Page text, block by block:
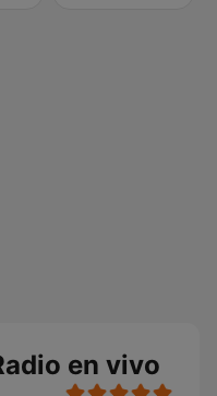
en vivo